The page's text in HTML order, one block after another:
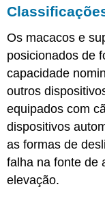
Os macacos e
posicionados de
capacidade
outros
equipados com
dispositivos
as formas de
falha na fonte de
elevação.